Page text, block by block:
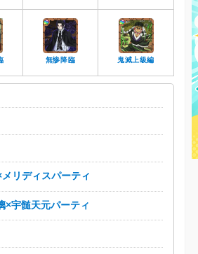
無惨降臨 鬼滅上級編
リディスパーティ
×宇髄天元パーティ